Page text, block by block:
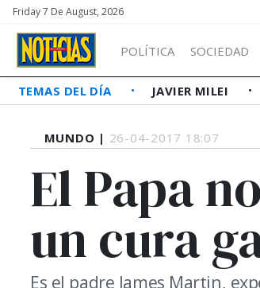
Friday 7 De August, 2026
POLÍTICA SOCIEDAD
TEMAS DEL DÍA JAVIER MILEI
MUNDO | 26-04-2017 18:07
El Papa
un cura
Es el padre James Martin,